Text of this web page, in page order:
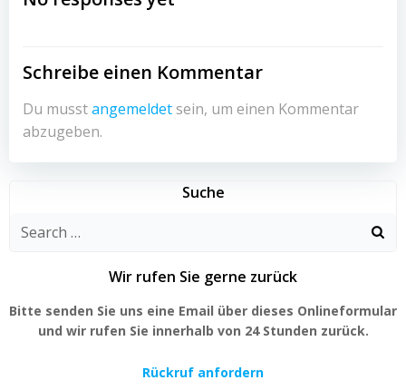
Schreibe einen Kommentar
Du musstangemeldet sein, um einen Kommentar
abzugeben.
Suche
Search
Wir rufen Sie gerne zurück
Bitte senden Sie uns eine Email über dieses Onlineformular
und wir rufen Sie innerhalb von 24 Stunden zurück.
Rückruf anfordern